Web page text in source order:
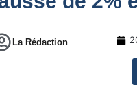
La Rédaction